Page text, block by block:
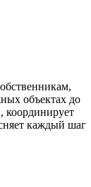
объектах до
координирует
каждый шаг